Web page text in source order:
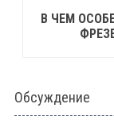
В ЧЕМ
Обсуждение